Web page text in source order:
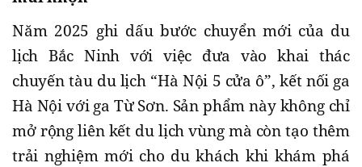
Năm 2025 ghi dấu bước chuyển mới của du
lịch Bắc Ninh với việc đưa vào khai thác
chuyến tàu du lịch “Hà Nội 5 cửa ô”, kết nối ga
Hà Nội với ga Từ Sơn. Sản phẩm này không chỉ
mở rộng liên kết du lịch vùng mà còn tạo thêm
trải nghiệm mới cho du khách khi khám phá